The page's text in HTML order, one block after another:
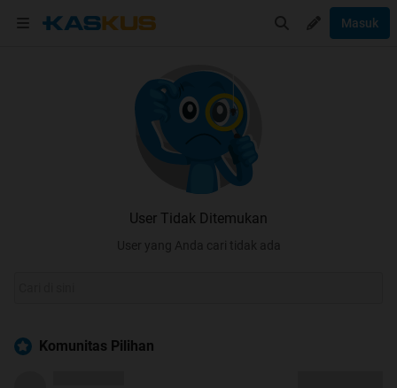
Masuk
User Tidak Ditemukan
User yang Anda cari tidak ada
Komunitas Pilihan